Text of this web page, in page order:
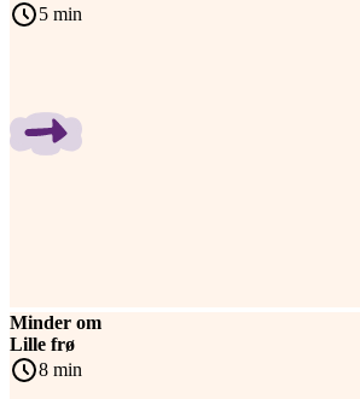
5 min
Minder om
Spring bånd over
Lille frø
8 min